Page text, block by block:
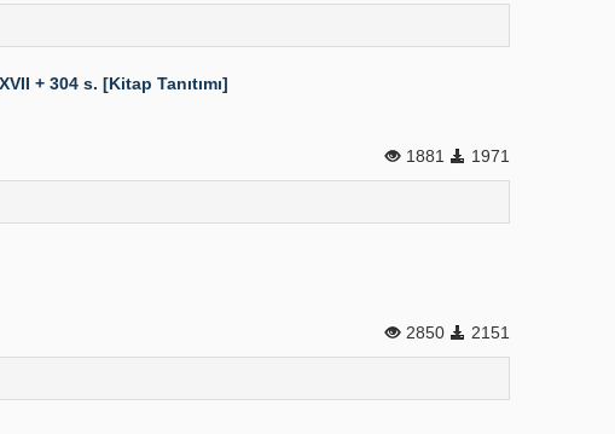
+ 304 s. [Kitap Tanıtımı]
1881 1971
2850 2151